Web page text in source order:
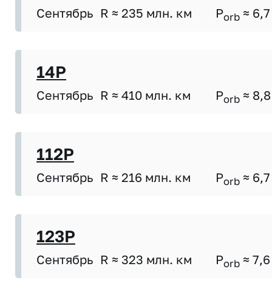
Сентябрь R ≈ 235 млн. км Porb ≈ 6,7
14P
Сентябрь R ≈ 410 млн. км Porb ≈ 8,8
112P
Сентябрь R ≈ 216 млн. км Porb ≈ 6,7
123P
Сентябрь R ≈ 323 млн. км Porb ≈ 7,6